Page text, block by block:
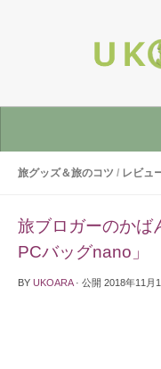
旅グッズ＆旅のコツ / レビュ
旅ブロガーのかば
PCバッグnano」
BY UKOARA · 公開 2018年11月